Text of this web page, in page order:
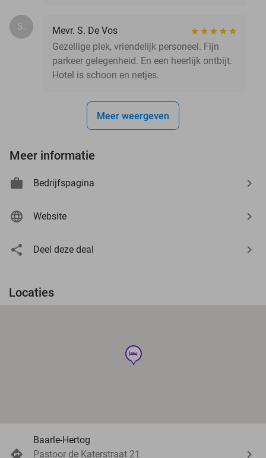
S.
Mevr. S. De Vos
Gezellige plek, vriendelijk personeel. Fijn
parkeer gelegenheid. En een heerlijk ontbijt.
Hotel is schoon en netjes.
Meer weergeven
Meer informatie
Bedrijfspagina
Website
Deel deze deal
Locaties
hotel
Baarle-Hertog
Pastoor de Katerstraat 21